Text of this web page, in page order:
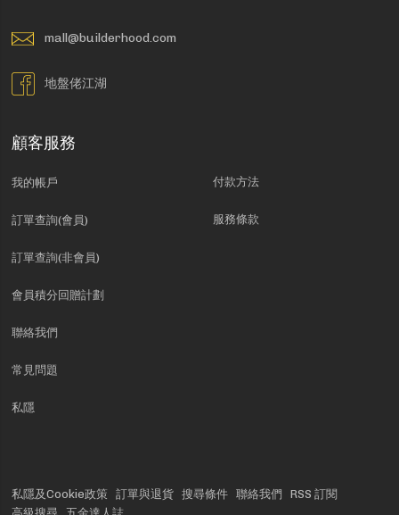
mall@builderhood.com
地盤佬江湖
顧客服務
我的帳戶
訂單查詢(會員)
訂單查詢(非會員)
會員積分回贈計劃
聯絡我們
常見問題
私隱
付款方法
服務條款
私隱及Cookie政策 訂單與退貨 搜尋條件 聯絡我們
RSS 訂閱